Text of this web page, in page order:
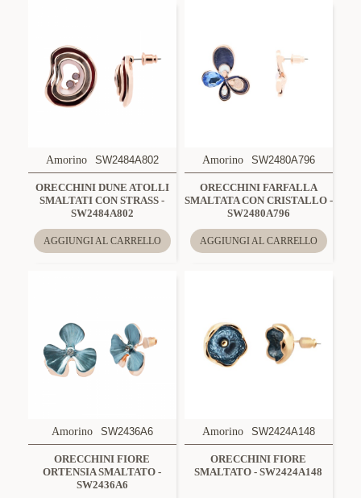
Amorino SW2484A802
ORECCHINI DUNE ATOLLI
SMALTATI CON STRASS -
SW2484A802
AGGIUNGI AL CARRELLO
Amorino SW2480A796
ORECCHINI FARFALLA
SMALTATA CON CRISTALLO -
SW2480A796
AGGIUNGI AL CARRELLO
Amorino SW2436A6
ORECCHINI FIORE
ORTENSIA SMALTATO -
SW2436A6
Amorino SW2424A148
ORECCHINI FIORE
SMALTATO - SW2424A148